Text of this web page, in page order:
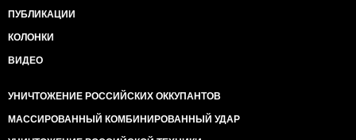
ПУБЛИКАЦИИ
КОЛОНКИ
ВИДЕО
УНИЧТОЖЕНИЕ РОССИЙСКИХ ОККУПАНТОВ
МАССИРОВАННЫЙ КОМБИНИРОВАННЫЙ УДАР